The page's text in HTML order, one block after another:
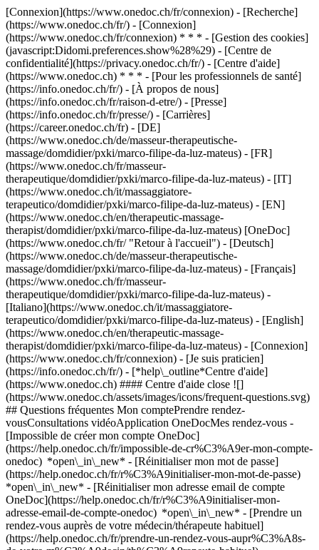
[Connexion](https://www.onedoc.ch/fr/connexion) - [Recherche]
(https://www.onedoc.ch/fr/) - [Connexion]
(https://www.onedoc.ch/fr/connexion) * * * - [Gestion des cookies]
(javascript:Didomi.preferences.show%28%29) - [Centre de
confidentialité](https://privacy.onedoc.ch/fr/) - [Centre d'aide]
(https://www.onedoc.ch) * * * - [Pour les professionnels de santé]
(https://info.onedoc.ch/fr/) - [À propos de nous]
(https://info.onedoc.ch/fr/raison-d-etre/) - [Presse]
(https://info.onedoc.ch/fr/presse/) - [Carrières]
(https://career.onedoc.ch/fr) - [DE]
(https://www.onedoc.ch/de/masseur-therapeutische-
massage/domdidier/pxki/marco-filipe-da-luz-mateus) - [FR]
(https://www.onedoc.ch/fr/masseur-
therapeutique/domdidier/pxki/marco-filipe-da-luz-mateus) - [IT]
(https://www.onedoc.ch/it/massaggiatore-
terapeutico/domdidier/pxki/marco-filipe-da-luz-mateus) - [EN]
(https://www.onedoc.ch/en/therapeutic-massage-
therapist/domdidier/pxki/marco-filipe-da-luz-mateus) [OneDoc]
(https://www.onedoc.ch/fr/ "Retour à l'accueil") - [Deutsch]
(https://www.onedoc.ch/de/masseur-therapeutische-
massage/domdidier/pxki/marco-filipe-da-luz-mateus) - [Français]
(https://www.onedoc.ch/fr/masseur-
therapeutique/domdidier/pxki/marco-filipe-da-luz-mateus) -
[Italiano](https://www.onedoc.ch/it/massaggiatore-
terapeutico/domdidier/pxki/marco-filipe-da-luz-mateus) - [English]
(https://www.onedoc.ch/en/therapeutic-massage-
therapist/domdidier/pxki/marco-filipe-da-luz-mateus) - [Connexion]
(https://www.onedoc.ch/fr/connexion) - [Je suis praticien]
(https://info.onedoc.ch/fr/) - [*help\_outline*Centre d'aide]
(https://www.onedoc.ch) #### Centre d'aide close ![]
(https://www.onedoc.ch/assets/images/icons/frequent-questions.svg)
## Questions fréquentes Mon comptePrendre rendez-
vousConsultations vidéoApplication OneDocMes rendez-vous -
[Impossible de créer mon compte OneDoc]
(https://help.onedoc.ch/fr/impossible-de-cr%C3%A9er-mon-compte-
onedoc) *open\_in\_new* - [Réinitialiser mon mot de passe]
(https://help.onedoc.ch/fr/r%C3%A9initialiser-mon-mot-de-passe)
*open\_in\_new* - [Réinitialiser mon adresse email de compte
OneDoc](https://help.onedoc.ch/fr/r%C3%A9initialiser-mon-
adresse-email-de-compte-onedoc) *open\_in\_new* - [Prendre un
rendez-vous auprès de votre médecin/thérapeute habituel]
(https://help.onedoc.ch/fr/prendre-un-rendez-vous-aupr%C3%A8s-